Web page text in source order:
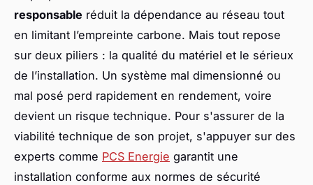
responsable réduit la dépendance au réseau tout
en limitant l’empreinte carbone. Mais tout repose
sur deux piliers : la qualité du matériel et le sérieux
de l’installation. Un système mal dimensionné ou
mal posé perd rapidement en rendement, voire
devient un risque technique. Pour s'assurer de la
viabilité technique de son projet, s'appuyer sur des
experts comme PCS Energie garantit une
installation conforme aux normes de sécurité